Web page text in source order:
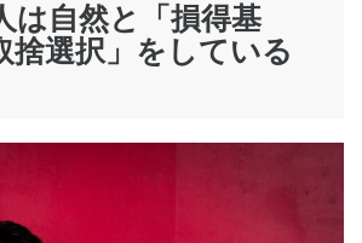
は自然と
「損得基
選択」 をしている